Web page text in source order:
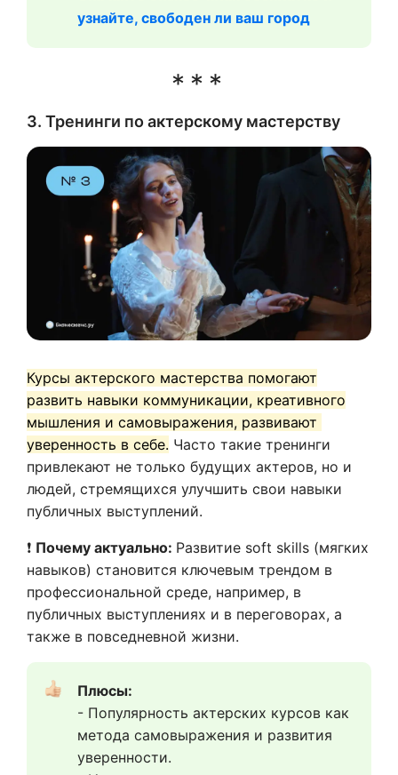
узнайте, свободен ли ваш город
3. Тренинги по актерскому мастерству
Курсы актерского мастерства помогают
развить навыки коммуникации, креативного
мышления и самовыражения, развивают
уверенность в себе. Часто такие тренинги
привлекают не только будущих актеров, но и
людей, стремящихся улучшить свои навыки
публичных выступлений.
❗ Почему актуально: Развитие soft skills (мягких
навыков) становится ключевым трендом в
профессиональной среде, например, в
публичных выступлениях и в переговорах, а
также в повседневной жизни.
Плюсы:
- Популярность актерских курсов как
метода самовыражения и развития
уверенности.